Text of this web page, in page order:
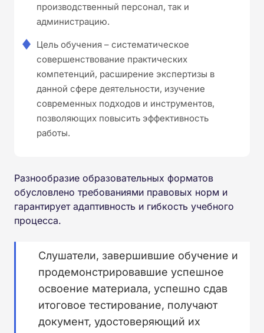
производственный персонал, так и
администрацию.
Цель обучения – систематическое
совершенствование практических
компетенций, расширение экспертизы в
данной сфере деятельности, изучение
современных подходов и инструментов,
позволяющих повысить эффективность
работы.
Разнообразие образовательных форматов
обусловлено требованиями правовых норм и
гарантирует адаптивность и гибкость учебного
процесса.
Слушатели, завершившие обучение и
продемонстрировавшие успешное
освоение материала, успешно сдав
итоговое тестирование, получают
документ, удостоверяющий их